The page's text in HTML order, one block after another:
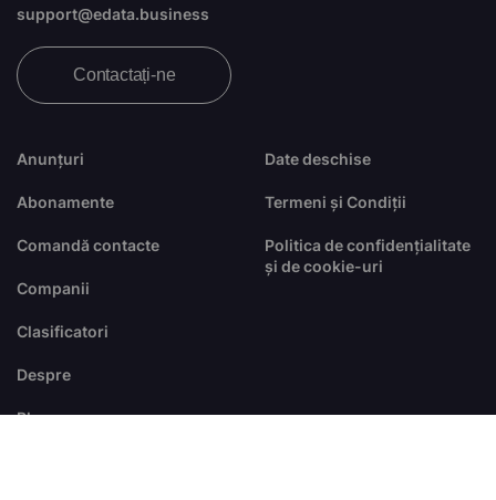
Anunțuri
Abonamente
Comandă contacte
Companii
Clasificatori
Despre
Blog
Date deschise
Termeni și Condiții
Politica de confidențialitate
și de cookie-uri
support@edata.business
Contactați-ne